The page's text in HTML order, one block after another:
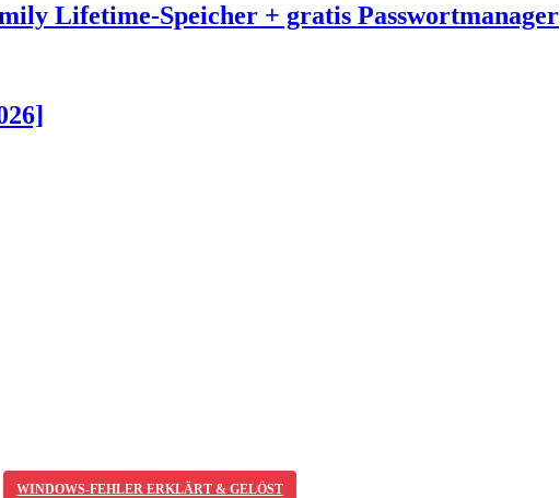
Lifetime-Speicher + gratis Passwortmanager
WINDOWS-FEHLER ERKLÄRT & GELÖST